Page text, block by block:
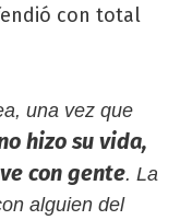
con total
una vez que
hizo su vida,
con gente. La
alguien del